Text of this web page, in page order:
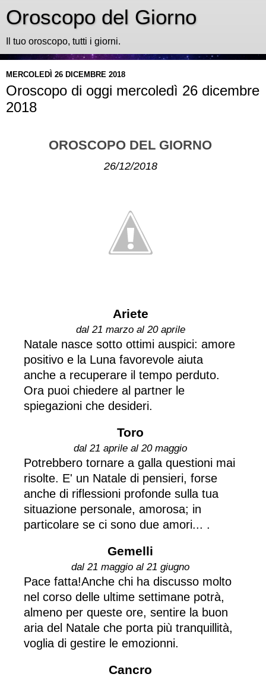
Oroscopo del Giorno
Il tuo oroscopo, tutti i giorni.
MERCOLEDÌ 26 DICEMBRE 2018
Oroscopo di oggi mercoledì 26 dicembre
2018
OROSCOPO DEL GIORNO
26/12/2018
Ariete
dal 21 marzo al 20 aprile
Natale nasce sotto ottimi auspici: amore
positivo e la Luna favorevole aiuta
anche a recuperare il tempo perduto.
Ora puoi chiedere al partner le
spiegazioni che desideri.
Toro
dal 21 aprile al 20 maggio
Potrebbero tornare a galla questioni mai
risolte. E' un Natale di pensieri, forse
anche di riflessioni profonde sulla tua
situazione personale, amorosa; in
particolare se ci sono due amori... .
Gemelli
dal 21 maggio al 21 giugno
Pace fatta!Anche chi ha discusso molto
nel corso delle ultime settimane potrà,
almeno per queste ore, sentire la buon
aria del Natale che porta più tranquillità,
voglia di gestire le emozionni.
Cancro